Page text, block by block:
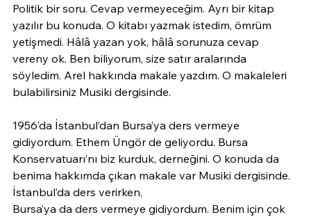
Politik bir soru. Cevap vermeyeceğim. Ayrı bir kitap
yazılır bu konuda. O kitabı yazmak istedim, ömrüm
yetişmedi. Hâlâ yazan yok, hâlâ sorunuza cevap
vereny ok. Ben biliyorum, size satır aralarında
söyledim. Arel hakkında makale yazdım. O makaleleri
bulabilirsiniz Musiki dergisinde.
1956’da İstanbul’dan Bursa’ya ders vermeye
gidiyordum. Ethem Üngör de geliyordu. Bursa
Konservatuarı’nı biz kurduk, derneğini. O konuda da
benima hakkımda çıkan makale var Musiki dergisinde.
İstanbul’da ders verirken,
Bursa’ya da ders vermeye gidiyordum. Benim için çok